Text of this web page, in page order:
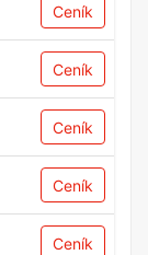
Ceník
Ceník
Ceník
Ceník
Ceník